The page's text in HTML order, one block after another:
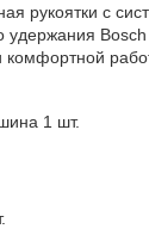
рукоятки с
удержания Bosch
комфортной
1 шт.